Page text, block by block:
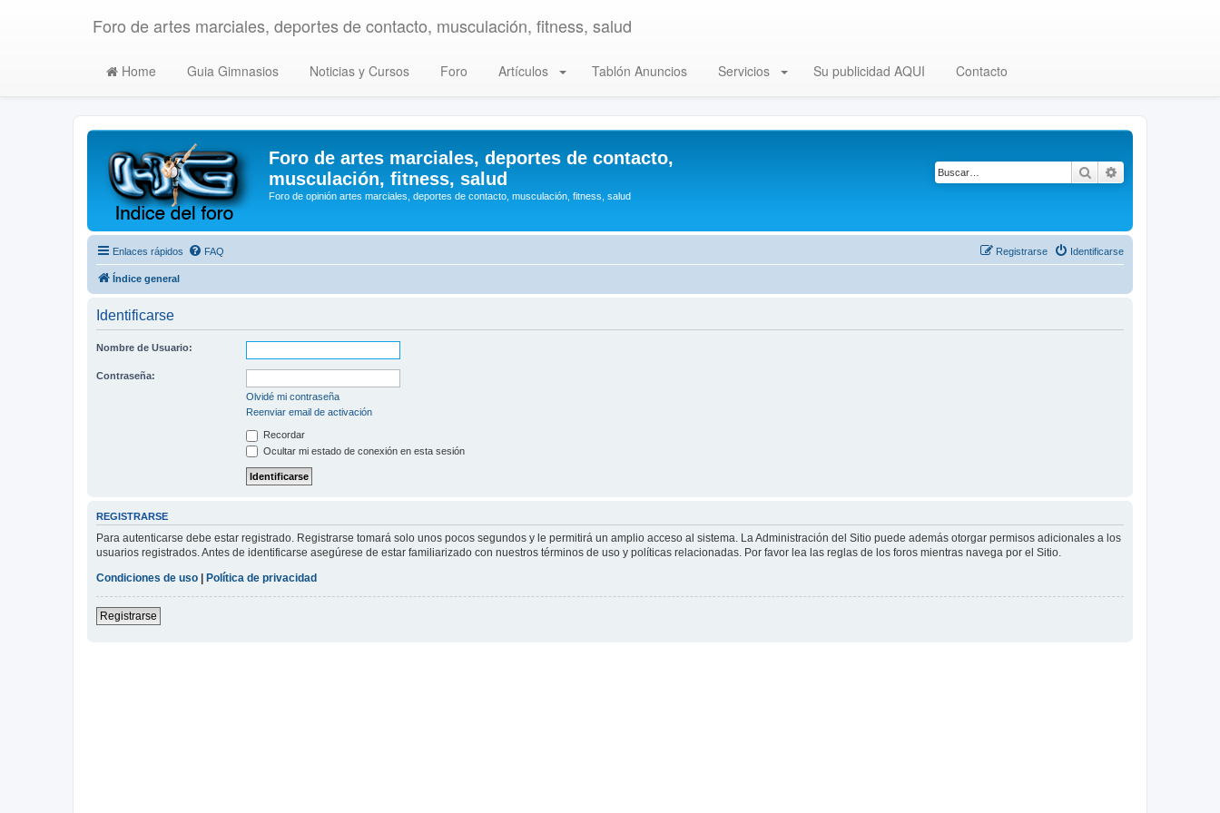
Foro de artes marciales, deportes de contacto, musculación, fitness, salud
Home Guia Gimnasios Noticias y Cursos Foro Artículos Tablón Anuncios Servicios Su publicidad AQUI Contacto
Foro de artes marciales, deportes de contacto,
musculación, fitness, salud
Foro de opinión artes marciales, deportes de contacto, musculación, fitness, salud
Buscar
Enlaces rápidos FAQ Identificarse
Registrarse
Índice general
Identificarse
Nombre de Usuario:
Contraseña:
Olvidé mi contraseña
Reenviar email de activación
Recordar
Ocultar mi estado de conexión en esta sesión
REGISTRARSE
Para autenticarse debe estar registrado. Registrarse tomará solo unos pocos segundos y le permitirá un amplio acceso al sistema. La Administración del Sitio puede además otorgar permisos adicionales a los
usuarios registrados. Antes de identificarse asegúrese de estar familiarizado con nuestros términos de uso y políticas relacionadas. Por favor lea las reglas de los foros mientras navega por el Sitio.
Condiciones de uso | Política de privacidad
Registrarse